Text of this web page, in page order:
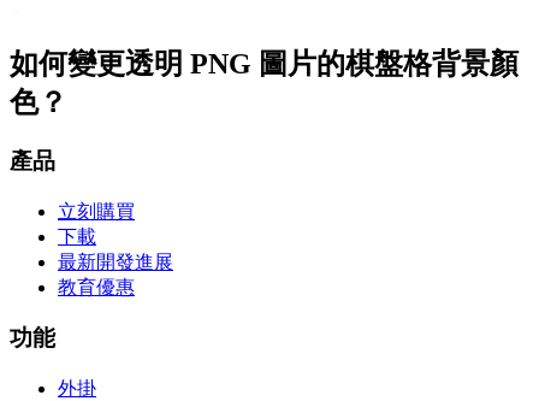
如何變更透明 PNG 圖片的棋盤格背景顏
色？
產品
立刻購買
下載
最新開發進展
教育優惠
功能
外掛